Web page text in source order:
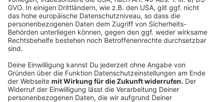
Zentrum stellt“, so Ehlert. Zudem müsse die Politik die
Sozialsysteme reformieren, um die Lohnnebenkosten
unter Kontrolle zu halten und den Betrieben
Planungssicherheit zu geben.
Anzeige
Landespolitik und Perspektiven für das